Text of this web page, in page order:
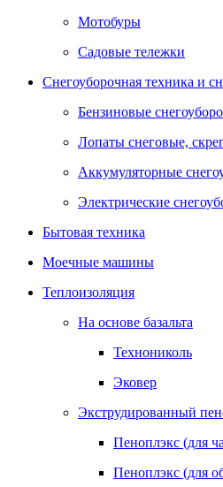
Мотобуры
Садовые тележки
Снегоуборочная техника и
Бензиновые
Лопаты снеговые,
Аккумуляторные
Электрические
Бытовая техника
Моечные машины
Теплоизоляция
На основе базальта
Технониколь
Эковер
Экструдированный
Пеноплэкс (для
Пеноплэкс (для